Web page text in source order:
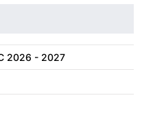
2026 - 2027